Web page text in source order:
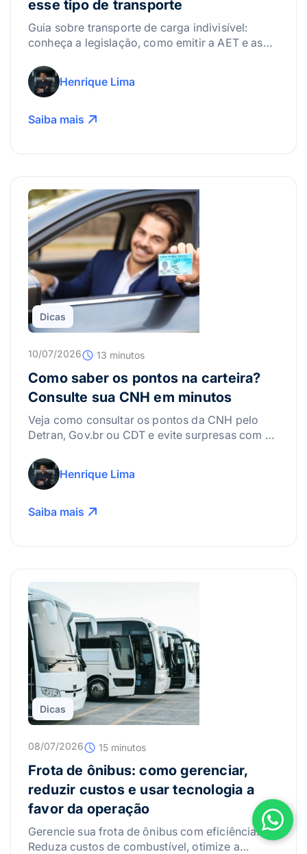
esse tipo de transporte
Guia sobre transporte de carga indivisível:
conheça a legislação, como emitir a AET e as
Henrique Lima
Saiba mais
Dicas
10/07/2026 13 minutos
Como saber os pontos na carteira?
Consulte sua CNH em minutos
Veja como consultar os pontos da CNH pelo
Detran, Gov.br ou CDT e evite surpresas com a
Henrique Lima
Saiba mais
Dicas
08/07/2026 15 minutos
Frota de ônibus: como gerenciar,
reduzir custos e usar tecnologia a
favor da operação
Gerencie sua frota de ônibus com eficiência.
Reduza custos de combustível, otimize a